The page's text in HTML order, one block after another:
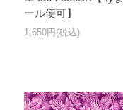
ール便可】
1,650円(税込)